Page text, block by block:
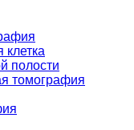
клетка
полости
томография